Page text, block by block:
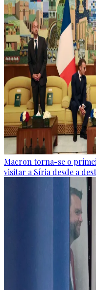
Macron torna-se o
visitar a Síria desde a